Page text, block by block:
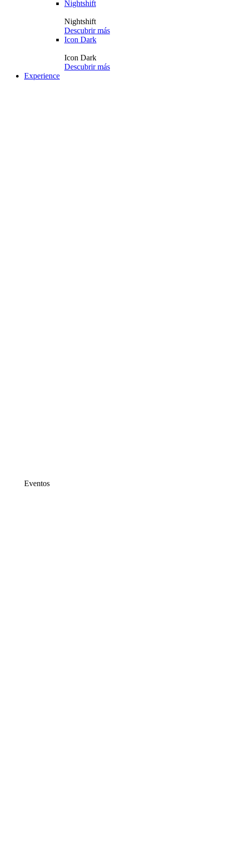
Nightshift
Nightshift
Descubrir más
Icon Dark
Icon Dark
Descubrir más
Experience
Eventos